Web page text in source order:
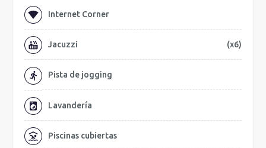
Internet Corner
Jacuzzi (x6)
Pista de jogging
Lavandería
Piscinas cubiertas